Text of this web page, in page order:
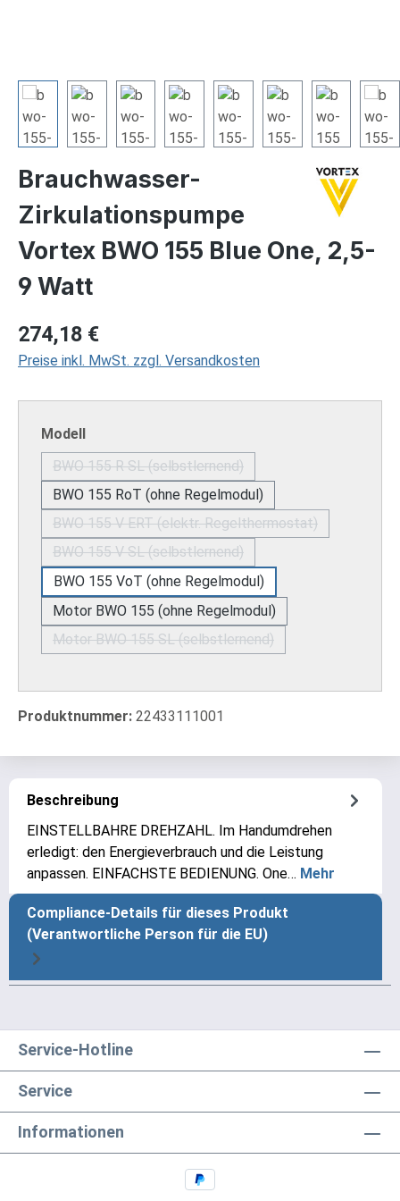
Brauchwasser-
Zirkulationspumpe
Vortex BWO 155 Blue One, 2,5-
9 Watt
Regulärer Preis:
274,18 €
Preise inkl. MwSt. zzgl. Versandkosten
Modell auswählen
BWO 155 R SL (selbstlernend)
(Diese Option ist zurzeit nicht verfügbar.)
BWO 155 RoT (ohne Regelmodul)
BWO 155 V ERT (elektr. Regelthermostat)
(Diese Option ist zurzeit nicht
BWO 155 V SL (selbstlernend)
(Diese Option ist zurzeit nicht verfügbar.)
BWO 155 VoT (ohne Regelmodul)
Motor BWO 155 (ohne Regelmodul)
Motor BWO 155 SL (selbstlernend)
(Diese Option ist zurzeit nicht verfügbar.)
Produktnummer: 22433111001
Beschreibung
EINSTELLBAHRE DREHZAHL. Im Handumdrehen
erledigt: den Energieverbrauch und die Leistung
anpassen. EINFACHSTE BEDIENUNG. One… Mehr
Compliance-Details für dieses Produkt
(Verantwortliche Person für die EU)
Service-Hotline
Service
Informationen